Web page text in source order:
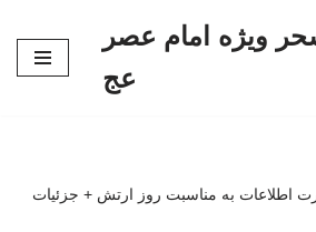
ویژه امام عصر
عج
اطلاعات به مناسبت روز ارتش + جزئیات